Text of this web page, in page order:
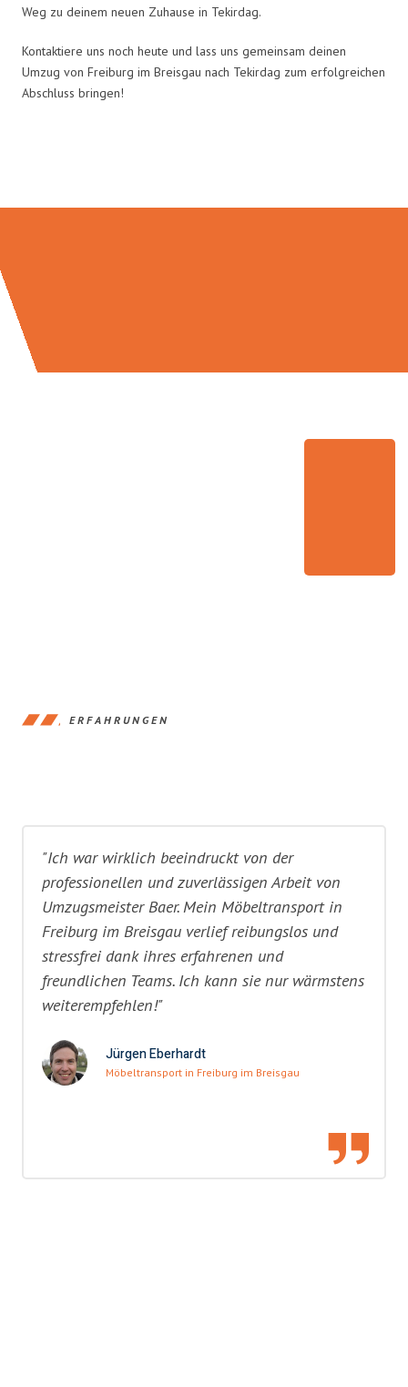
Weg zu deinem neuen Zuhause in Tekirdag.
Kontaktiere uns noch heute und lass uns gemeinsam deinen
Umzug von Freiburg im Breisgau nach Tekirdag zum erfolgreichen
Abschluss bringen!
ERFAHRUNGEN
"Ich war wirklich beeindruckt von der
professionellen und zuverlässigen Arbeit von
Umzugsmeister Baer. Mein Möbeltransport in
Freiburg im Breisgau verlief reibungslos und
stressfrei dank ihres erfahrenen und
freundlichen Teams. Ich kann sie nur wärmstens
weiterempfehlen!"
Jürgen Eberhardt
Möbeltransport in Freiburg im Breisgau